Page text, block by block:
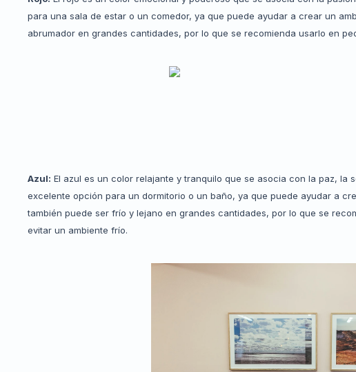
para una sala de estar o un comedor, ya que puede ayudar a crear un
abrumador en grandes cantidades, por lo que se recomienda usarlo en
Azul: El azul es un color relajante y tranquilo que se asocia con la paz, la
excelente opción para un dormitorio o un baño, ya que puede ayudar a
también puede ser frío y lejano en grandes cantidades, por lo que se
evitar un ambiente frío.